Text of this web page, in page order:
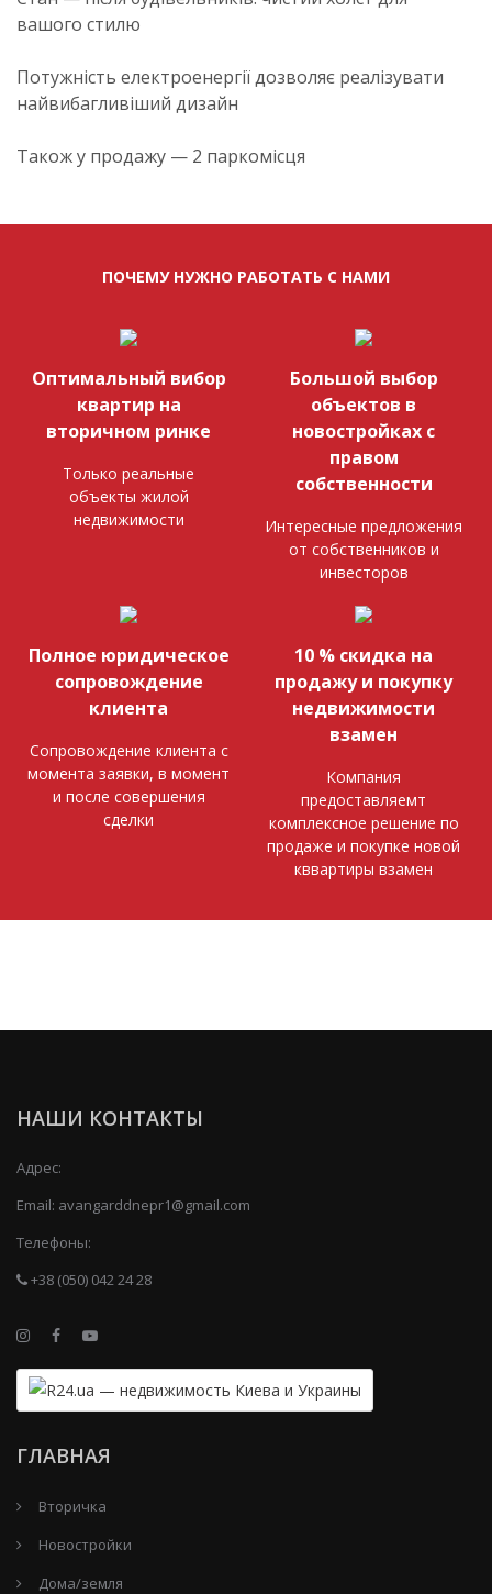
вашого стилю
Потужність електроенергії дозволяє реалізувати
найвибагливіший дизайн
Також у продажу — 2 паркомісця
ПОЧЕМУ НУЖНО РАБОТАТЬ С НАМИ
Оптимальный вибор
квартир на
вторичном ринке
Только реальные
объекты жилой
недвижимости
Большой выбор
объектов в
новостройках с
правом
собственности
Интересные предложения
от собственников и
инвесторов
Полное юридическое
сопровождение
клиента
Сопровождение клиента с
момента заявки, в момент
и после совершения
сделки
10 % скидка на
продажу и покупку
недвижимости
взамен
Компания
предоставляемт
комплексное решение по
продаже и покупке новой
кввартиры взамен
НАШИ КОНТАКТЫ
Адрес:
Email: avangarddnepr1@gmail.com
Телефоны:
+38 (050) 042 24 28
ГЛАВНАЯ
Вторичка
Новостройки
Дома/земля